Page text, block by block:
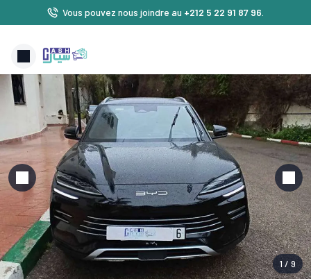
Vous pouvez nous joindre au +212 5 22 91 87 96
1 / 9